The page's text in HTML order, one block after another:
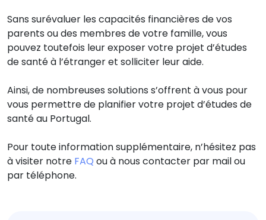
Sans surévaluer les capacités financières de vos
parents ou des membres de votre famille, vous
pouvez toutefois leur exposer votre projet d’études
de santé à l’étranger et solliciter leur aide.
Ainsi, de nombreuses solutions s’offrent à vous pour
vous permettre de planifier votre projet d’études de
santé au Portugal.
Pour toute information supplémentaire, n’hésitez pas
à visiter notre FAQ ou à nous contacter par mail ou
par téléphone.